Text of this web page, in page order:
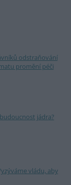
odstraňování
promění péči
jádra?
vládu, aby